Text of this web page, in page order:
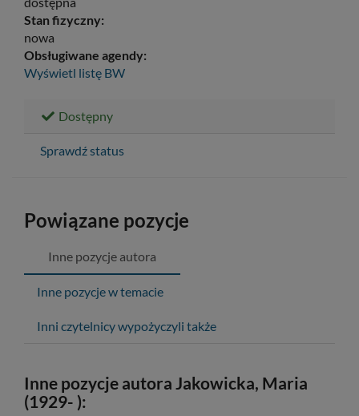
Stan fizyczny:
nowa
Obsługiwane agendy:
Wyświetl listę BW
Dostępny
Sprawdź status
Powiązane pozycje
Inne pozycje autora
Inne pozycje w temacie
Inni czytelnicy wypożyczyli także
Inne pozycje autora Jakowicka, Maria
(1929- ):